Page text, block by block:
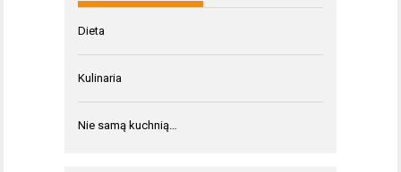
Dieta
Kulinaria
Nie samą kuchnią…